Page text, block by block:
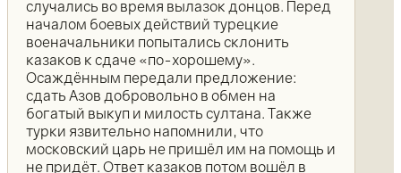
случались во время вылазок донцов. Перед
началом боевых действий турецкие
военачальники попытались склонить
казаков к сдаче «по-хорошему».
Осаждённым передали предложение:
сдать Азов добровольно в обмен на
богатый выкуп и милость султана. Также
турки язвительно напомнили, что
московский царь не пришёл им на помощь и
не придёт. Ответ казаков потом вошёл в